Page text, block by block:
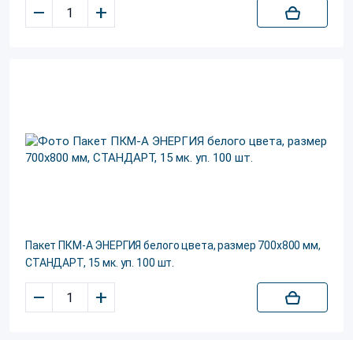
– +
Пакет ПКМ-А ЭНЕРГИЯ белого цвета, размер 700х800 мм,
СТАНДАРТ, 15 мк. уп. 100 шт.
– +